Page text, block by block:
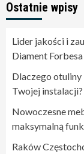
Ostatnie wpisy
Lider jakości i
Diament
Dlaczego
Twojej instalacji?
Nowoczesne
maksymalną
Raków